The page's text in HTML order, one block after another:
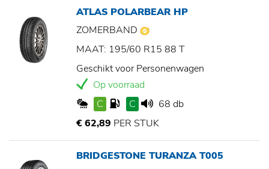
ATLAS POLARBEAR HP
ZOMERBAND
MAAT: 195/60 R15 88 T
Geschikt voor Personenwagen
Op voorraad
C
C
68 db
€ 62,89 PER STUK
BRIDGESTONE TURANZA T005